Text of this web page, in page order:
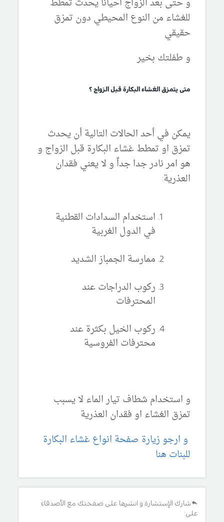
للغشاء من النوع المحيطي دون تمزق
حقيقي
و طفلتك بخير
متى يتمزق الغشاء البكارة قبل الزواج ؟
يمكن في أحد الحالات التالية أن يحدث
تمزق او تمطط غشاء البكارة قبل الزواج و
هو امر نادر جدا جداً و لا يعني فقدان
العذرية:
استخدام السدادات القطنية
في الدول الغربية
ممارسة الجمباز الشديد
ركوب الدراجات عند
المحترفات
ركوب الخيل بكثرة عند
محترفات الفروسية
و استخدام شطاف تيار الماء لا يسبب
تمزق الغشاء او فقدان العذرية
و ارجو زيارة صفحة انواع غشاء البكارة
للبنات هنا
شارك الإستشارة و انشرها على صفحتك مع الأصدقاء
على: